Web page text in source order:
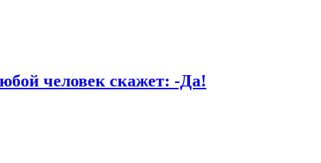
человек скажет: -Да!